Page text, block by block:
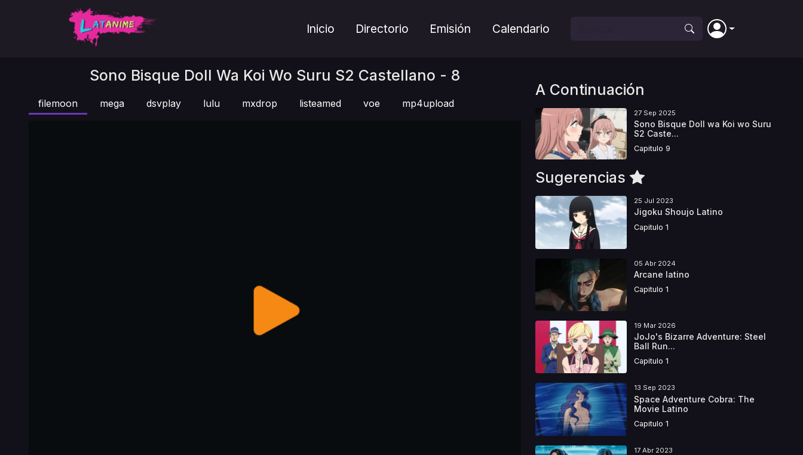
Inicio Directorio Emisión Calendario
Sono Bisque Doll Wa Koi Wo Suru S2 Castellano - 8
filemoon mega dsvplay lulu mxdrop listeamed voe mp4upload
A Continuación
27 Sep 2025
Sono Bisque Doll wa Koi wo Suru
S2 Caste...
Capitulo 9
Sugerencias
25 Jul 2023
Jigoku Shoujo Latino
Capitulo 1
05 Abr 2024
Arcane latino
Capitulo 1
19 Mar 2026
JoJo's Bizarre Adventure: Steel
Ball Run...
Capitulo 1
13 Sep 2023
Space Adventure Cobra: The
Movie Latino
Capitulo 1
17 Abr 2023